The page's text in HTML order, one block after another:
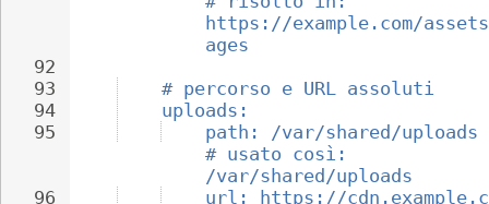
92
93
94
95
96
https://example.com/
ages
# percorso e URL assoluti
uploads:
path: /var/shared/
# usato così:
/var/shared/uploads
url: https://